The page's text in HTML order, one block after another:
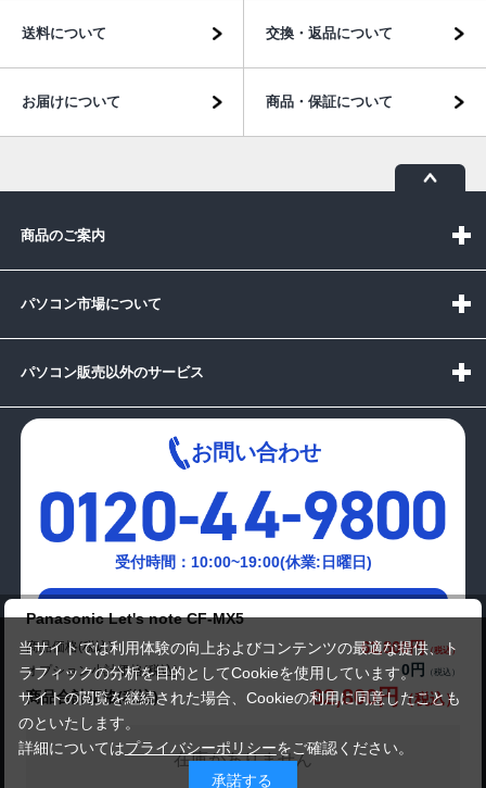
Panasonic Let's note CF-MX5
商品価格(税込) 62,800円
オプション小計価格(税込)
0円
商品合計価格(税込)
62,800円
在庫がありません
送料について 交換・返品について
お届けについて 商品・保証について
商品のご案内
パソコン市場について
パソコン販売以外のサービス
お問い合わせ
受付時間：10:00~19:00(休業:日曜日)
メールでの
当サイトでは利用体験の向上およびコンテンツの最適な提供、ト
ラフィックの分析を目的としてCookieを使用しています。
サイトの閲覧を継続された場合、Cookieの利用に同意したことも
のといたします。
詳細についてはプライバシーポリシーをご確認ください。
承諾する